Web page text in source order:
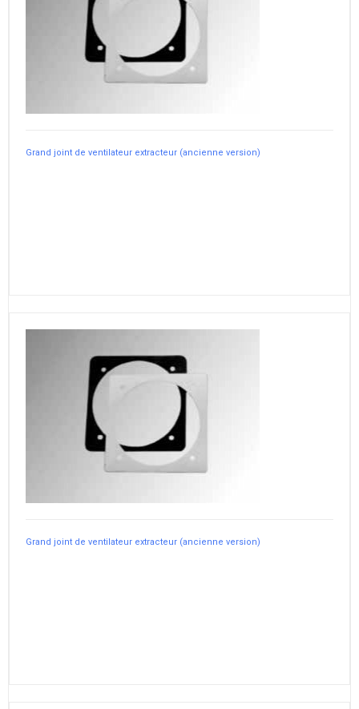
Grand joint de ventilateur extracteur (ancienne version)
Grand joint de ventilateur extracteur (ancienne version)